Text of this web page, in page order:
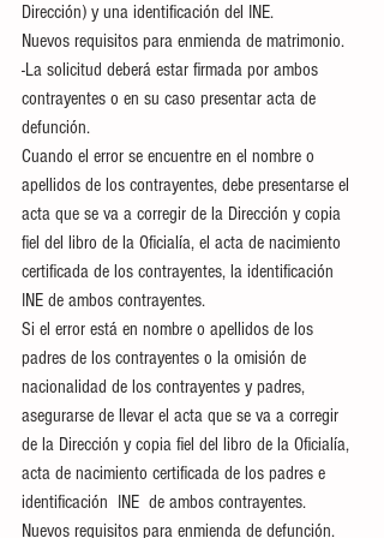
Dirección) y una identificación del INE.
Nuevos requisitos para enmienda de matrimonio.
-La solicitud deberá estar firmada por ambos
contrayentes o en su caso presentar acta de
defunción.
Cuando el error se encuentre en el nombre o
apellidos de los contrayentes, debe presentarse el
acta que se va a corregir de la Dirección y copia
fiel del libro de la Oficialía, el acta de nacimiento
certificada de los contrayentes, la identificación
INE de ambos contrayentes.
Si el error está en nombre o apellidos de los
padres de los contrayentes o la omisión de
nacionalidad de los contrayentes y padres,
asegurarse de llevar el acta que se va a corregir
de la Dirección y copia fiel del libro de la Oficialía,
acta de nacimiento certificada de los padres e
identificación  INE  de ambos contrayentes.
Nuevos requisitos para enmienda de defunción.